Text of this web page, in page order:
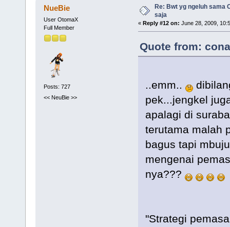
NueBie
User OtomaX
Full Member
Posts: 727
<< NeuBie >>
Re: Bwt yg ngeluh sama
saja
« Reply #12 on: June 28, 2009,
Quote from:
..emm..
pek...jengkel
apalagi di
terutama malah
bagus tapi
mengenai
nya???
"Strategi